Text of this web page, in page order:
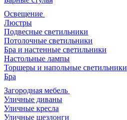
Освещение
Люстры
Подвесные светильники
Потолочные светильники
Бра и настенные светильники
Настольные лампы
Торшеры и напольные светильники
Бра
Загородная мебель
Уличные диваны
Уличные кресла
Уличные шезлонги